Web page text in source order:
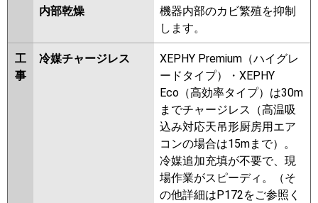
内部乾燥
機器内部のカビ繁殖を抑制
します。
工
事
冷媒チャージレス
XEPHY Premium（ハイグレ
ードタイプ）・XEPHY
Eco（高効率タイプ）は30m
までチャージレス（高温吸
込み対応天吊形厨房用エア
コンの場合は15mまで）。
冷媒追加充填が不要で、現
場作業がスピーディ。（そ
の他詳細はP172をご参照く